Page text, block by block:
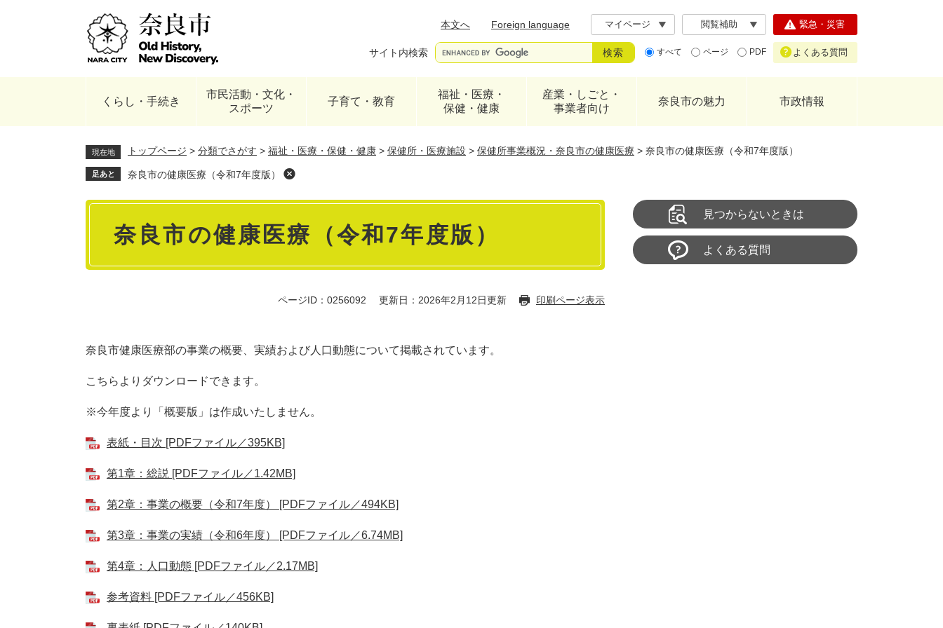
本文へ
Foreign language マイページ 閲覧補助
サイト内検索 すべて ページ PDF
緊急・災害
よくある質問
くらし・手続き
市民活動・文化・
スポーツ
子育て・教育
福祉・医療・
保健・健康
産業・しごと・
事業者向け
奈良市の魅力 市政情報
現在地 トップページ > 分類でさがす > 福祉・医療・保健・健康 > 保健所・医療施設 > 保健所事業概況・奈良市の健康医療 > 奈良市の健康医療（令和7年度版）
足あと 奈良市の健康医療（令和7年度版）
本
奈良市の健康医療（令和7年度版）
ページID：0256092 更新日：2026年2月12日更新 印刷ページ表示
奈良市健康医療部の事業の概要、実績および人口動態について掲載されています。
こちらよりダウンロードできます。
※今年度より「概要版」は作成いたしません。
表紙・目次 [PDFファイル／395KB]
第1章：総説 [PDFファイル／1.42MB]
第2章：事業の概要（令和7年度） [PDFファイル／494KB]
第3章：事業の実績（令和6年度） [PDFファイル／6.74MB]
第4章：人口動態 [PDFファイル／2.17MB]
参考資料 [PDFファイル／456KB]
見つからないときは
よくある質問